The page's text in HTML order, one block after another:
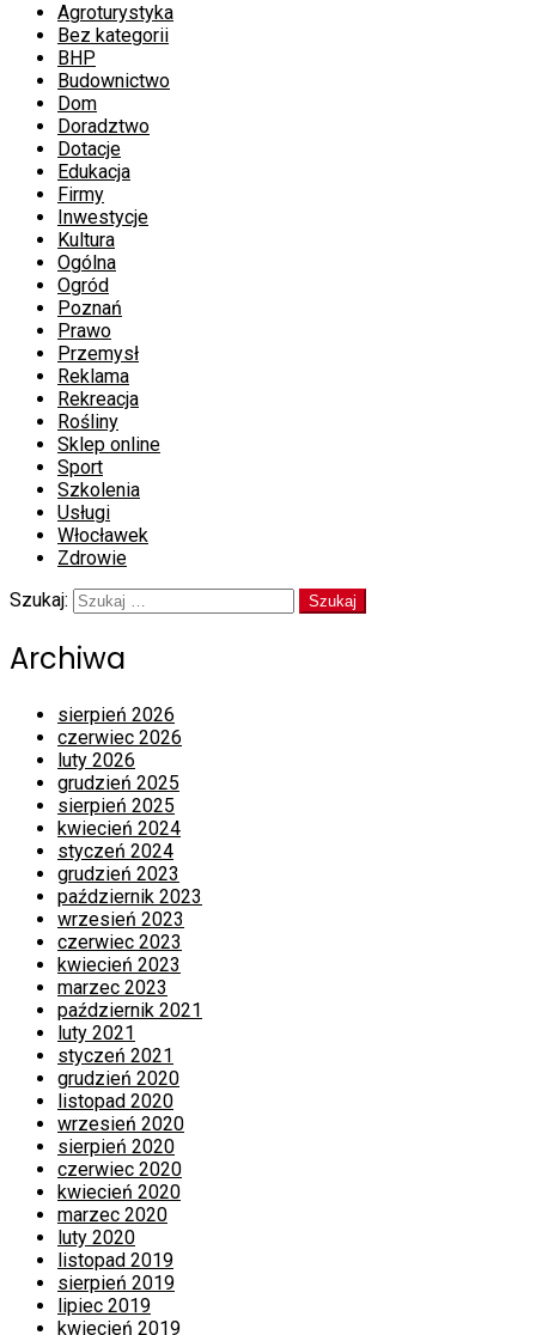
Agroturystyka
Bez kategorii
BHP
Budownictwo
Dom
Doradztwo
Dotacje
Edukacja
Firmy
Inwestycje
Kultura
Ogólna
Ogród
Poznań
Prawo
Przemysł
Reklama
Rekreacja
Rośliny
Sklep online
Sport
Szkolenia
Usługi
Włocławek
Zdrowie
Szukaj:
Archiwa
sierpień 2026
czerwiec 2026
luty 2026
grudzień 2025
sierpień 2025
kwiecień 2024
styczeń 2024
grudzień 2023
październik 2023
wrzesień 2023
czerwiec 2023
kwiecień 2023
marzec 2023
październik 2021
luty 2021
styczeń 2021
grudzień 2020
listopad 2020
wrzesień 2020
sierpień 2020
czerwiec 2020
kwiecień 2020
marzec 2020
luty 2020
listopad 2019
sierpień 2019
lipiec 2019
kwiecień 2019